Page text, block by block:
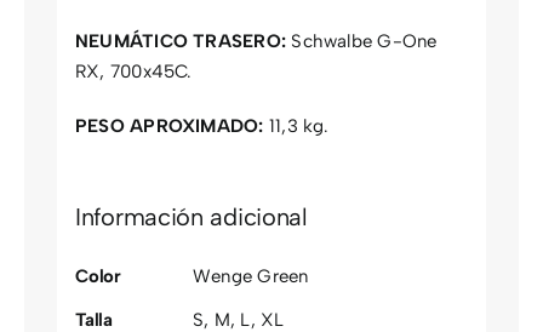
NEUMÁTICO TRASERO: Schwalbe G-One
RX, 700x45C.
PESO APROXIMADO: 11,3 kg.
Información adicional
Color
Wenge Green
Talla
S, M, L, XL